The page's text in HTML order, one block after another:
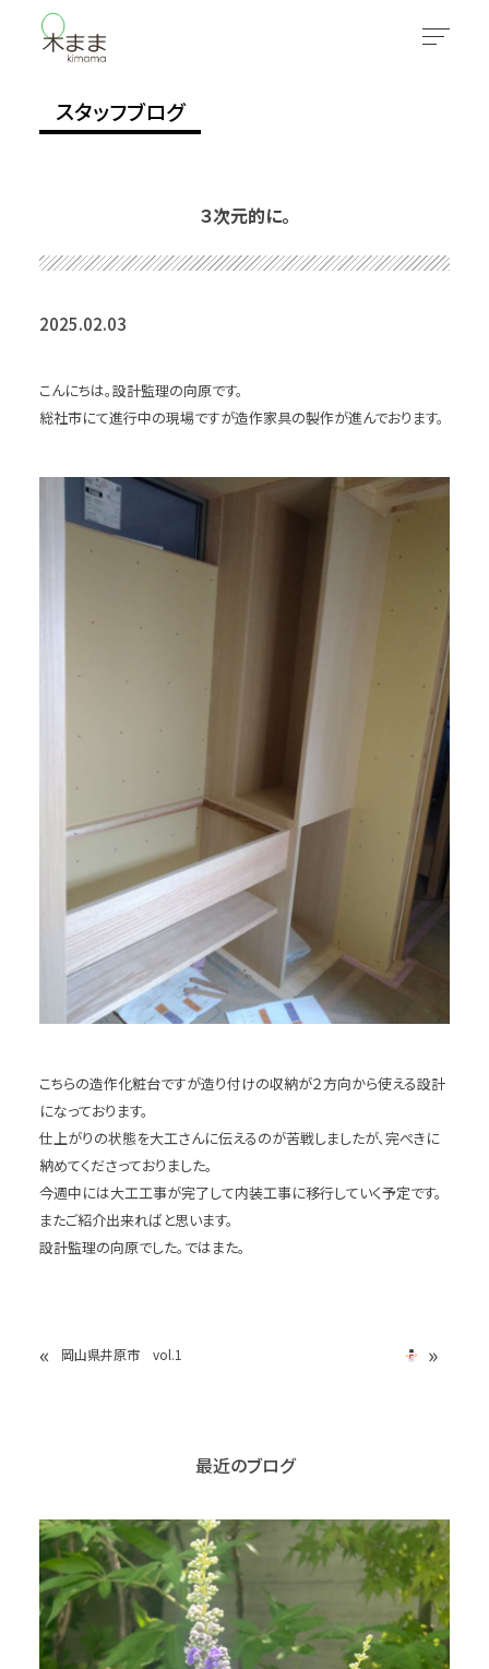
スタッフブログ
３次元的に。
2025.02.03
こんにちは。設計監理の向原です。
総社市にて進行中の現場ですが造作家具の製作が進んでおります。
こちらの造作化粧台ですが造り付けの収納が２方向から使える設計
になっております。
仕上がりの状態を大工さんに伝えるのが苦戦しましたが、完ぺきに
納めてくださっておりました。
今週中には大工工事が完了して内装工事に移行していく予定です。
またご紹介出来ればと思います。
設計監理の向原でした。ではまた。
« 岡山県井原市 vol.1 »
最近のブログ